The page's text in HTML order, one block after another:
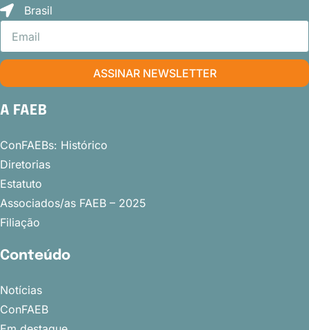
Brasil
ASSINAR NEWSLETTER
A FAEB
ConFAEBs: Histórico
Diretorias
Estatuto
Associados/as FAEB – 2025
Filiação
Conteúdo
Notícias
ConFAEB